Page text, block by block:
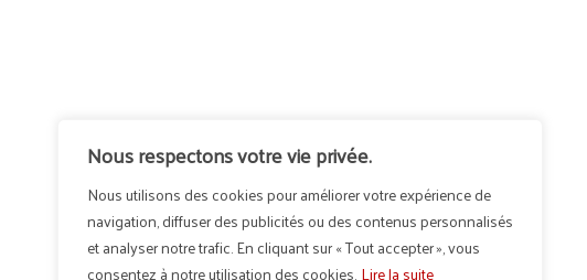
Nous respectons votre vie privée.
Nous utilisons des cookies pour améliorer votre expérience de
navigation, diffuser des publicités ou des contenus personnalisés
et analyser notre trafic. En cliquant sur « Tout accepter », vous
consentez à notre utilisation des cookies. Lire la suite